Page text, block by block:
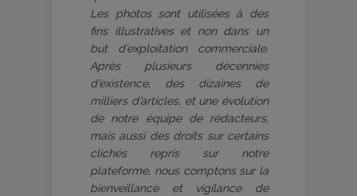
Les photos sont utilisées à des
fins illustratives et non dans un
but d’exploitation commerciale.
Après plusieurs décennies
d’existence, des dizaines de
milliers d’articles, et une évolution
de notre équipe de rédacteurs,
mais aussi des droits sur certains
clichés repris sur notre
plateforme, nous comptons sur la
bienveillance et vigilance de